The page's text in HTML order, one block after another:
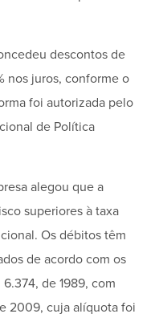
descontos de
nos juros, conforme o
foi autorizada pelo
de Política
alegou que a
superiores à taxa
Os débitos têm
de acordo com os
de 1989, com
2009, cuja alíquota foi